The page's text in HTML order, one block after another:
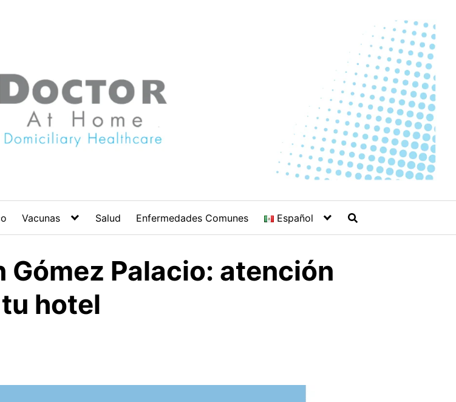
Vacunas Salud Enfermedades Comunes Español
Palacio: atención
hotel